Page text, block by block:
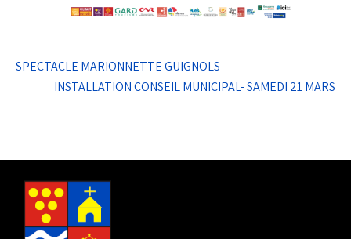
Navigation
SPECTACLE MARIONNETTE GUIGNOLS
INSTALLATION CONSEIL MUNICIPAL- SAMEDI 21 MARS